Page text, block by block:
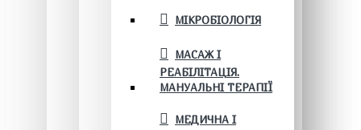
МІКРОБІОЛОГІЯ
МАСАЖ І
РЕАБІЛІТАЦІЯ.
МАНУАЛЬНІ ТЕРАПІЇ
МЕДИЧНА І